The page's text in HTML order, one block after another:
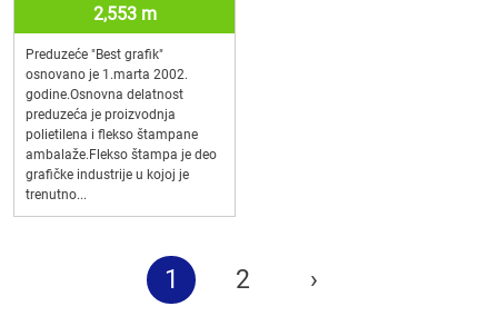
2,553 m
Preduzeće "Best grafik"
osnovano je 1.marta 2002.
godine.Osnovna delatnost
preduzeća je proizvodnja
polietilena i flekso štampane
ambalaže.Flekso štampa je deo
grafičke industrije u kojoj je
trenutno...
1 2 ›